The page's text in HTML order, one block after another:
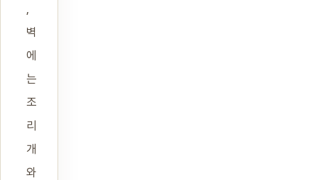
벽
에
는
조
리
개
와